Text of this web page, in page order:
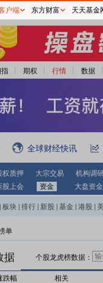
期权 行情 数据
全球财经快讯
权质押 大宗交易 机构调
股上会 资金 大盘资金
板块 排行 新股 基金 港股
单
据 个股龙虎榜数据：
跌幅 相关
户端 东方财富 天天基金